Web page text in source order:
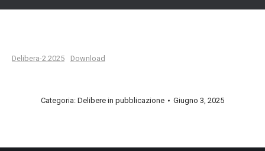
Delibera-2.2025 Download
Categoria: Delibere in pubblicazione Giugno 3, 2025